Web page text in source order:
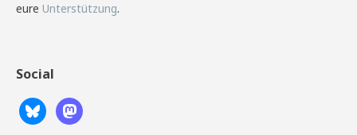
eure Unterstützung.
Social